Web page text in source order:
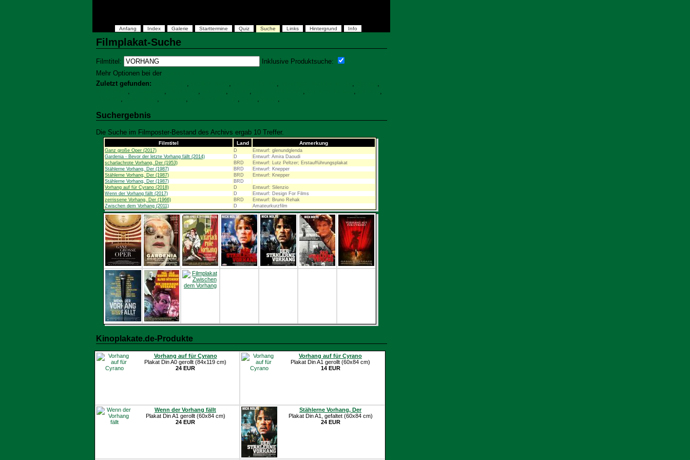
Anfang Index Galerie Starttermine Quiz Suche Links Hintergrund Info
Filmplakat-Suche
Filmtitel:
Inklusive Produktsuche:
Mehr Optionen bei der
Zuletzt gefunden:
, , , ,
,
, , , , , , ,
,
, , , , , ,
Suchergebnis
Die Suche im Filmposter-Bestand des Archivs ergab 10 Treffer.
Filmtitel Land Anmerkung
Ganz große Oper (2017) D
Entwurf: glenundglenda
Gardenia - Bevor der letzte Vorhang fällt (2014)
D
Entwurf: Amira Daoudi
scharlachrote Vorhang, Der (1953)
BRD
Entwurf: Lutz Peltzer; Erstaufführungsplakat
Stählerne Vorhang, Der (1987)
BRD
Entwurf: Knepper
Stählerne Vorhang, Der (1987)
BRD
Entwurf: Knepper
Stählerne Vorhang, Der (1987)
BRD
Vorhang auf für Cyrano (2018)
D
Entwurf: Silenzio
Wenn der Vorhang fällt (2017)
D
Entwurf: Design For Films
zerrissene Vorhang, Der (1966)
BRD
Entwurf: Bruno Rehak
Zwischen dem Vorhang (2011)
D Amateurkurzfilm
Kinoplakate.de-Produkte
Vorhang auf für Cyrano
Plakat Din A0 gerollt (84x119 cm)
24 EUR
Vorhang auf für Cyrano
Plakat Din A1 gerollt (60x84 cm)
14 EUR
Wenn der Vorhang fällt
Plakat Din A1 gerollt (60x84 cm)
24 EUR
Stählerne Vorhang, Der
Plakat Din A1, gefaltet (60x84 cm)
24 EUR